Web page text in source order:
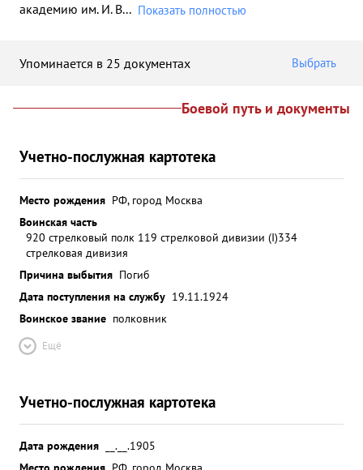
академию им. И. В... Показать полностью
Упоминается в 25 документах Выбрать
Боевой путь и документы
Учетно-послужная картотека
Место рождения РФ, город Москва
Воинская часть
920 стрелковый полк 119 стрелковой дивизии (I)334
стрелковая дивизия
Причина выбытия Погиб
Дата поступления на службу 19.11.1924
Воинское звание полковник
Ещё
Учетно-послужная картотека
Дата рождения
__.__.1905